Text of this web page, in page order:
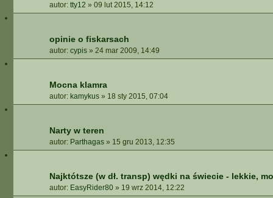
autor: tty12 » 09 lut 2015, 14:12
opinie o fiskarsach
autor: cypis » 24 mar 2009, 14:49
Mocna klamra
autor: kamykus » 18 sty 2015, 07:04
Narty w teren
autor: Parthagas » 15 gru 2013, 12:35
Najktótsze (w dł. transp) wędki na świecie - lekkie,
autor: EasyRider80 » 19 wrz 2014, 12:22